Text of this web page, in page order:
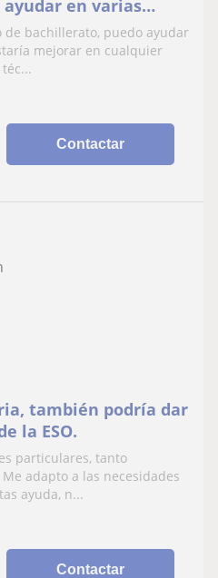
en varias
bachillerato, puedo ayudar
mejorar en cualquier
Contactar
también podría dar
la ESO.
particulares, tanto
adapto a las necesidades
ayuda, n...
Contactar